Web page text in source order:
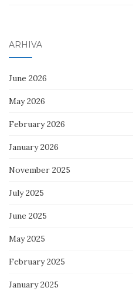
ARHIVA
June 2026
May 2026
February 2026
January 2026
November 2025
July 2025
June 2025
May 2025
February 2025
January 2025